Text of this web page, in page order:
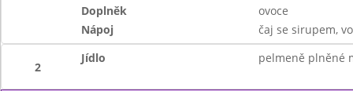
Doplněk
ovoce
Nápoj
čaj se sirupem,
2
Jídlo pelmeně plněné